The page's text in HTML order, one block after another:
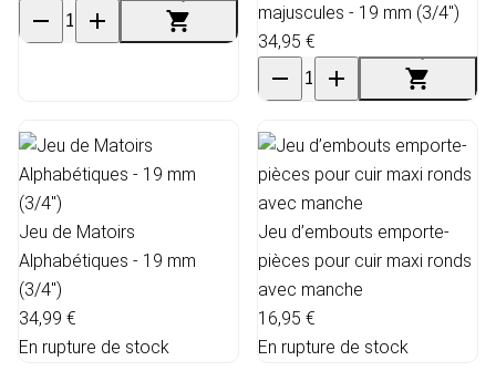
majuscules - 19 mm (3/4")
34,95 €
Jeu de Matoirs
Alphabétiques - 19 mm
(3/4")
34,99 €
En rupture de stock
Jeu d’embouts emporte-
pièces pour cuir maxi ronds
avec manche
16,95 €
En rupture de stock